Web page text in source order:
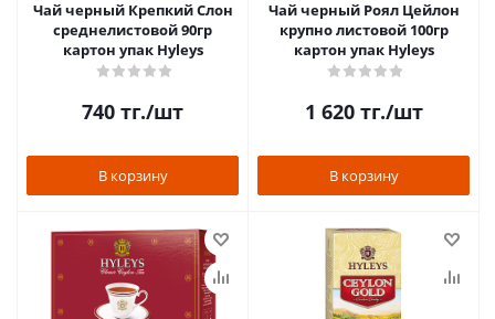
Чай черный Крепкий Слон
среднелистовой 90гр
картон упак Hyleys
740 тг./шт
В корзину
Чай черный Роял Цейлон
крупно листовой 100гр
картон упак Hyleys
1 620тг./шт
В корзину